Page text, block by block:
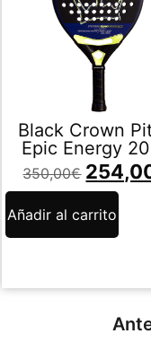
Black Crown
Epic Energy
350,00€
Añadir al carrito